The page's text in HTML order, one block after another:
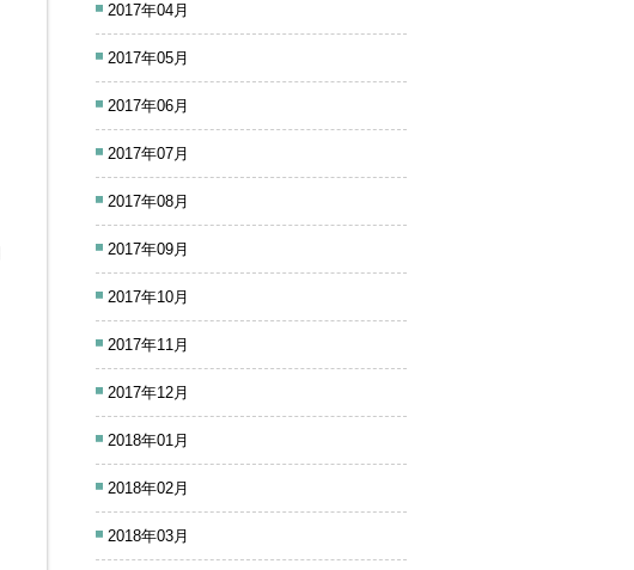
2017年04月
2017年05月
2017年06月
2017年07月
2017年08月
2017年09月
2017年10月
2017年11月
2017年12月
2018年01月
2018年02月
2018年03月